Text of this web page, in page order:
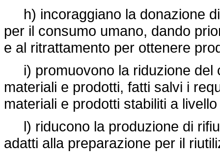
h) incoraggiano la donazione
per il consumo umano, dando
e al ritrattamento per ottenere
i) promuovono la riduzione del
materiali e prodotti, fatti salvi i
materiali e prodotti stabiliti a
l) riducono la produzione di
adatti alla preparazione per il